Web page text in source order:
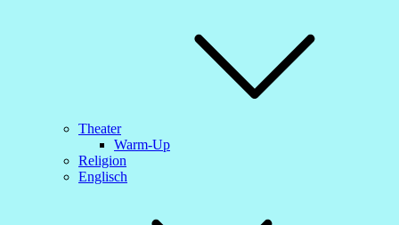
Theater
Warm-Up
Religion
Englisch